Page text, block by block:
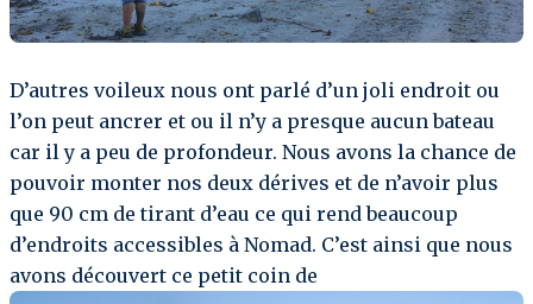
D’autres voileux nous ont parlé d’un joli endroit ou
l’on peut ancrer et ou il n’y a presque aucun bateau
car il y a peu de profondeur. Nous avons la chance de
pouvoir monter nos deux dérives et de n’avoir plus
que 90 cm de tirant d’eau ce qui rend beaucoup
d’endroits accessibles à Nomad. C’est ainsi que nous
avons découvert ce petit coin de